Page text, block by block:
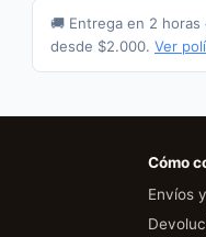
🚚 Entrega en 2 horas
desde $2.000. Ver
Cómo
Envíos